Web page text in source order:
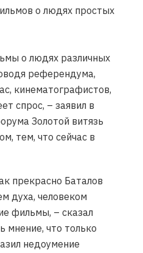
о людях простых
о людях различных
референдума,
кинематографистов,
спрос, – заявил в
Золотой витязь
тем, что сейчас в
прекрасно Баталов
духа, человеком
фильмы, – сказал
мнение, что только
недоумение